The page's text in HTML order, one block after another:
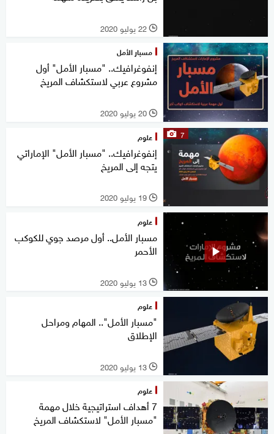
l 22 يوليو 2020
مسبار الأمل
إنفوغرافيك.. "مسبار الأمل" أول
مشروع عربي لاستكشاف المريخ
l 20 يوليو 2020
7 علوم
إنفوغرافيك.. "مسبار الأمل" الإماراتي
يتجه إلى المريخ
l 19 يوليو 2020
علوم
مسبار الأمل.. أول مرصد جوي للكوكب
الأحمر
l 13 يوليو 2020
علوم
"مسبار الأمل".. المهام ومراحل
الإطلاق
l 13 يوليو 2020
علوم
7 أهداف استراتيجية خلال مهمة
"مسبار الأمل" لاستكشاف المريخ